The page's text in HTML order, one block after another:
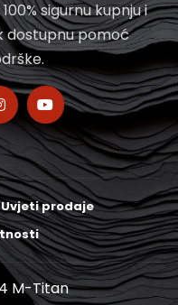
sigurnu kupnju i
dostupnu pomoć
Uvjeti prodaje
M-Titan